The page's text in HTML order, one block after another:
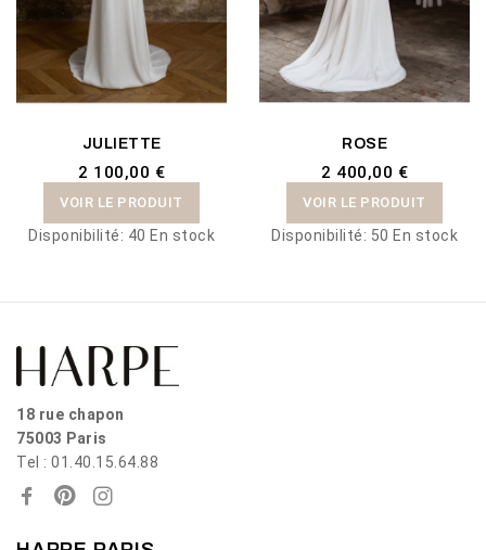
JULIETTE
2 100,00 €
VOIR LE PRODUIT
Disponibilité: 40 En stock
ROSE
2 400,00 €
VOIR LE PRODUIT
Disponibilité: 50 En stock
18 rue chapon
75003 Paris
Tel : 01.40.15.64.88